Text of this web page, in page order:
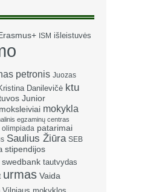
ISM išleistuvės
petronis Juozas
Danilevičė ktu
Junior
moksleiviai mokykla
egzaminų centras
olimpiada patarimai
Saulius Žiūra SEB
stipendijos
swedbank tautvydas
urmas Vaida